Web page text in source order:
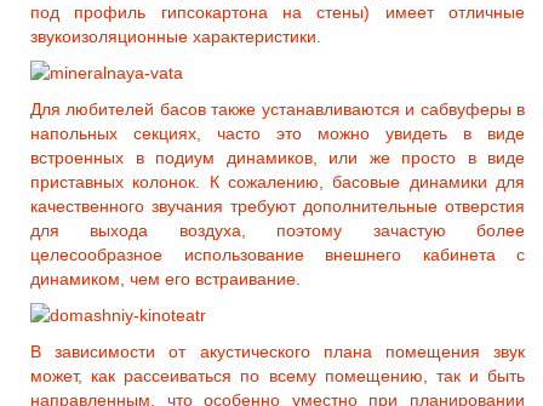
под профиль гипсокартона на стены) имеет отличные
звукоизоляционные характеристики.
Для любителей басов также устанавливаются и сабвуферы в
напольных секциях, часто это можно увидеть в виде
встроенных в подиум динамиков, или же просто в виде
приставных колонок. К сожалению, басовые динамики для
качественного звучания требуют дополнительные отверстия
для выхода воздуха, поэтому зачастую более
целесообразное использование внешнего кабинета с
динамиком, чем его встраивание.
В зависимости от акустического плана помещения звук
может, как рассеиваться по всему помещению, так и быть
направленным, что особенно уместно при планировании